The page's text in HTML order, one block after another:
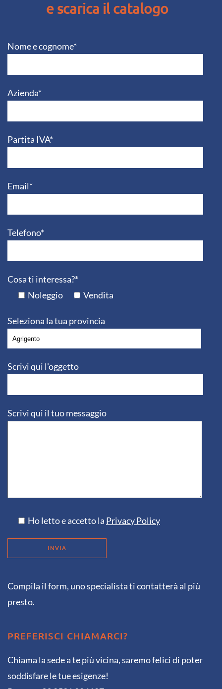
e scarica il catalogo
Nome e cognome*
Azienda*
Partita IVA*
Email*
Telefono*
Cosa ti interessa?*
Noleggio
Vendita
Seleziona la tua provincia
Scrivi qui l'oggetto
Scrivi qui il tuo messaggio
Ho letto e accetto la Privacy Policy
Compila il form, uno specialista ti contatterà al più
presto.
PREFERISCI CHIAMARCI?
Chiama la sede a te più vicina, saremo felici di poter
soddisfare le tue esigenze!